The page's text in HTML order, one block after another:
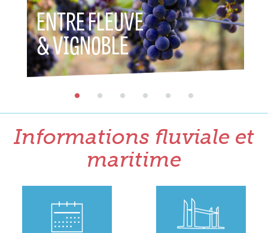
ENTRE FLEUVE
& VIGNOBLE &
Informations fluviale et
maritime